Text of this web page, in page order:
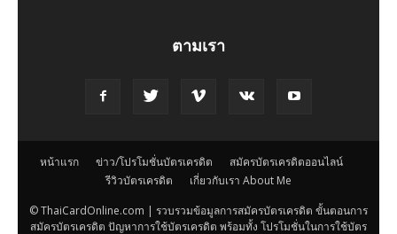
ตามเรา
หน้าแรก ข่าว/โปรโมชั่นบัตรเครดิต
สมัครบัตรเครดิตออนไลน์
รีวิวบัตรเครดิต
เกี่ยวกับเรา About Me
© ThaiCardOnline.com | รวบรวมข้อมูลการสมัครบัตรเครดิต ขั้นตอนการ
สมัครบัตรเครดิต ปัญหาการใช้บัตรเครดิต พร้อมทั้ง โปรโมชั่นในการใช้บัตร